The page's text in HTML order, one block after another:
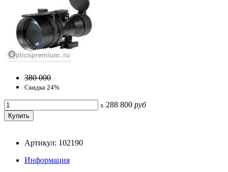
380 000
Скидка 24%
x 288 800 руб
Артикул: 102190
Информация